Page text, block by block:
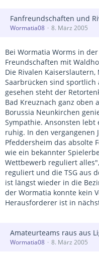
Fanfreundschaften und
Wormatia08 8. März 2005
Bei Wormatia Worms in
Freundschaften mit
Die Rivalen
Saarbrücken sind
gesehen steht der
Bad Kreuznach ganz oben
Borussia Neunkirchen
Sympathie. Ansonsten lebt
ruhig. In den vergangenen
Pfeddersheim das absolte
wie ein bekannter
Wettbewerb reguliert
reguliert und die TSG aus
ist längst wieder in die
der Wormatia konnte kein
Herausforderer ist in
Amateurteams raus aus
Wormatia08 8. März 2005